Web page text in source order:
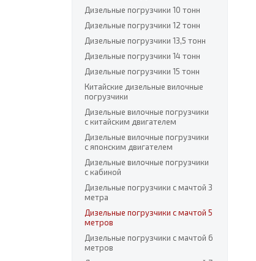
Дизельные погрузчики 10 тонн
Дизельные погрузчики 12 тонн
Дизельные погрузчики 13,5 тонн
Дизельные погрузчики 14 тонн
Дизельные погрузчики 15 тонн
Китайские дизельные вилочные
погрузчики
Дизельные вилочные погрузчики
с китайским двигателем
Дизельные вилочные погрузчики
с японским двигателем
Дизельные вилочные погрузчики
с кабиной
Дизельные погрузчики с мачтой 3
метра
Дизельные погрузчики с мачтой 5
метров
Дизельные погрузчики с мачтой 6
метров